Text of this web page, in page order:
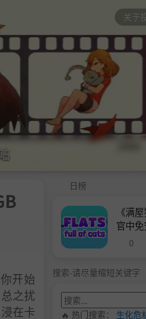
关于
开始
之扰
在卡
日榜
《满
官中
0
搜索-请尽量缩短关键字
🔥 热门搜索： 生化危